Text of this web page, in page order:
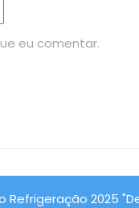
eu comentar.
Refrigeração 2025